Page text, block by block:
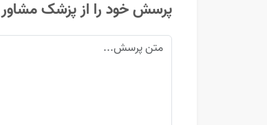
پرسش خود را از پزشک مشاور